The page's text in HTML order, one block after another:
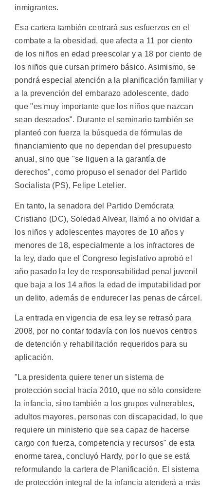
inmigrantes.
Esa cartera también centrará sus esfuerzos en el
combate a la obesidad, que afecta a 11 por ciento
de los niños en edad preescolar y a 18 por ciento de
los niños que cursan primero básico. Asimismo, se
pondrá especial atención a la planificación familiar y
a la prevención del embarazo adolescente, dado
que "es muy importante que los niños que nazcan
sean deseados". Durante el seminario también se
planteó con fuerza la búsqueda de fórmulas de
financiamiento que no dependan del presupuesto
anual, sino que "se liguen a la garantía de
derechos", como propuso el senador del Partido
Socialista (PS), Felipe Letelier.
En tanto, la senadora del Partido Demócrata
Cristiano (DC), Soledad Alvear, llamó a no olvidar a
los niños y adolescentes mayores de 10 años y
menores de 18, especialmente a los infractores de
la ley, dado que el Congreso legislativo aprobó el
año pasado la ley de responsabilidad penal juvenil
que baja a los 14 años la edad de imputabilidad por
un delito, además de endurecer las penas de cárcel.
La entrada en vigencia de esa ley se retrasó para
2008, por no contar todavía con los nuevos centros
de detención y rehabilitación requeridos para su
aplicación.
"La presidenta quiere tener un sistema de
protección social hacia 2010, que no sólo considere
la infancia, sino también a los grupos vulnerables,
adultos mayores, personas con discapacidad, lo que
requiere un ministerio que sea capaz de hacerse
cargo con fuerza, competencia y recursos" de esta
enorme tarea, concluyó Hardy, por lo que se está
reformulando la cartera de Planificación. El sistema
de protección integral de la infancia atenderá a más